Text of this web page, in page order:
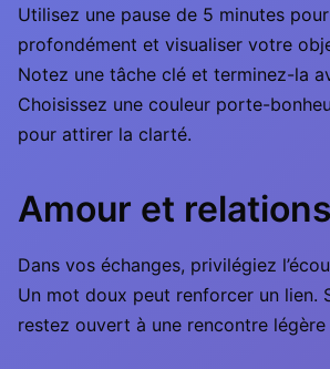
Utilisez une pause de 5 minutes
profondément et visualiser votre
Notez une tâche clé et terminez-la
Choisissez une couleur porte-
pour attirer la clarté.
Amour et relations
Dans vos échanges, privilégiez
Un mot doux peut renforcer un lien.
restez ouvert à une rencontre légère